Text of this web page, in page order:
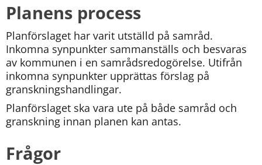
Planens process
Planförslaget har varit utställd på samråd.
Inkomna synpunkter sammanställs och besvaras
av kommunen i en samrådsredogörelse. Utifrån
inkomna synpunkter upprättas förslag på
granskningshandlingar.
Planförslaget ska vara ute på både samråd och
granskning innan planen kan antas.
Frågor